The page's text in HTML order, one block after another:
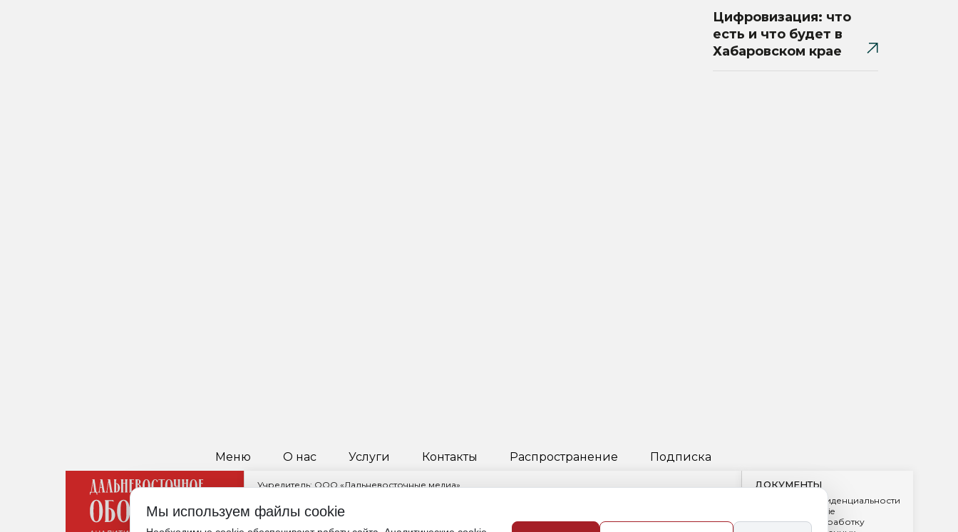
Цифровизация: что
есть и что будет в
Хабаровском крае
Меню О нас Услуги Контакты Распространение Подписка
Учредитель: ООО «Дальневосточные медиа»
680021, Хабаровский край, г. Хабаровск, ул. Ленинградская, д. 53, корп. 2, помещ. 1/2
Редакция: +7 (421) 235-82-35,
info@obozdv.ru
ДОКУМЕНТЫ
Политика конфиденциальности
Обработка cookie
Согласие на обработку
Мы используем файлы cookie